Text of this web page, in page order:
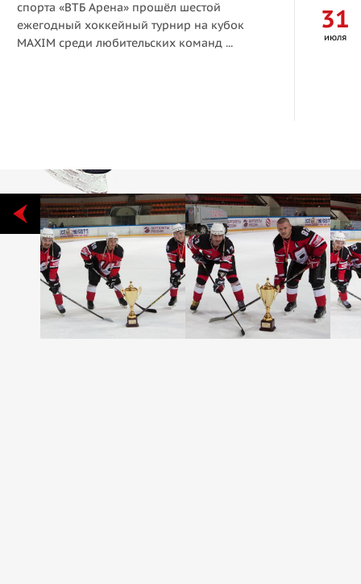
спорта «ВТБ Арена» прошёл шестой
ежегодный хоккейный турнир на кубок
MAXIM среди любительских команд ...
31
июля